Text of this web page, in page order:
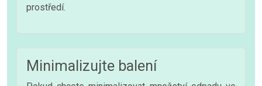
prostředí.
Minimalizujte balení